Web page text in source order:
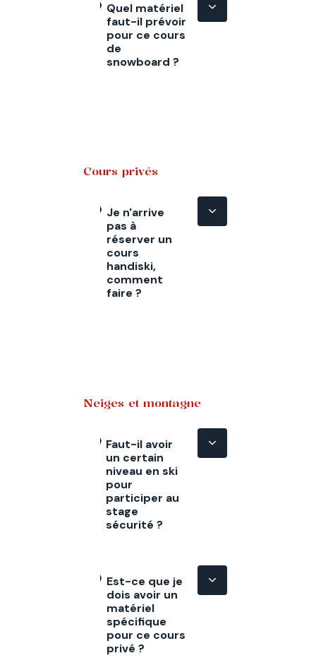
Quel matériel
faut-il prévoir
pour ce cours
de
snowboard ?
Cours privés
Je n'arrive
pas à
réserver un
cours
handiski,
comment
faire ?
Neiges et montagne
Faut-il avoir
un certain
niveau en ski
pour
participer au
stage
sécurité ?
Est-ce que je
dois avoir un
matériel
spécifique
pour ce cours
privé ?